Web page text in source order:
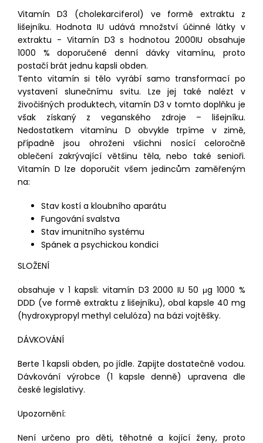
Vitamín D3 (cholekarciferol) ve formě extraktu z
lišejníku. Hodnota IU udává množství účinné látky v
extraktu - Vitamín D3 s hodnotou 2000IU obsahuje
1000 % doporučené denní dávky vitamínu, proto
postačí brát jednu kapsli obden.
Tento vitamín si tělo vyrábí samo transformací po
vystavení slunečnímu svitu. Lze jej také nalézt v
živočišných produktech, vitamín D3 v tomto doplňku je
však získaný z veganského zdroje – lišejníku.
Nedostatkem vitamínu D obvykle trpíme v zimě,
případně jsou ohroženi všichni nosící celoročně
oblečení zakrývající většinu těla, nebo také senioři.
Vitamín D lze doporučit všem jedincům zaměřeným
na:
Stav kostí a kloubního aparátu
Fungování svalstva
Stav imunitního systému
Spánek a psychickou kondici
SLOŽENÍ
obsahuje v 1 kapsli: vitamín D3 2000 IU 50 μg 1000 %
DDD (ve formě extraktu z lišejníku), obal kapsle 40 mg
(hydroxypropyl methyl celulóza) na bázi vojtěšky.
DÁVKOVÁNÍ
Berte 1 kapsli obden, po jídle. Zapijte dostatečně vodou.
Dávkování výrobce (1 kapsle denně) upravena dle
české legislativy.
Upozornění:
Není určeno pro děti, těhotné a kojící ženy, proto